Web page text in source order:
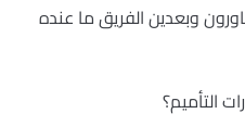
وبعدين الفريق ما عنده
التأميم؟